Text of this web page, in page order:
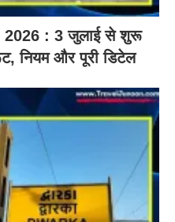
: 3 जुलाई से शुरू
नियम और पूरी डिटेल